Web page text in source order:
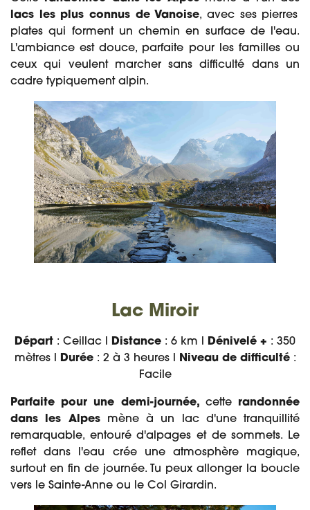
lacs les plus connus de Vanoise, avec ses pierres
plates qui forment un chemin en surface de l'eau.
L'ambiance est douce, parfaite pour les familles ou
ceux qui veulent marcher sans difficulté dans un
cadre typiquement alpin.
Lac Miroir
Départ : Ceillac l Distance : 6 km l Dénivelé + : 350
mètres l
Durée : 2 à 3 heures l Niveau de difficulté:
Facile
Parfaite pour une demi-journée, cetterandonnée
dans les Alpesmène à un lac d'une tranquillité
remarquable, entouré d'alpages et de sommets. Le
reflet dans l'eau crée une atmosphère magique,
surtout en fin de journée. Tu peux allonger la boucle
vers le Sainte-Anne ou le Col Girardin.